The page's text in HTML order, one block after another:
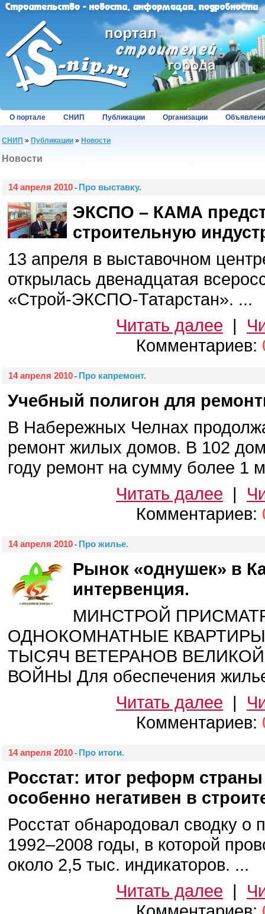
О портале СНИП Публикации Организации
СНИП » Публикации » Новости
Новости
14 апреля 2010 - Про выставку.
ЭКСПО – КАМА
строительную
13 апреля в выставочном
открылась двенадцатая
«Строй-ЭКСПО-Татарстан». ...
Читать далее |
Комментариев:
14 апреля 2010 - Про капремонт.
Учебный полигон для
В Набережных Челнах
ремонт жилых домов. В 102
году ремонт на сумму более 1
Читать далее |
Комментариев:
14 апреля 2010 - Про жилье.
Рынок «однушек» в
интервенция.
МИНСТРОЙ
ОДНОКОМНАТНЫЕ
ТЫСЯЧ ВЕТЕРАНОВ
ВОЙНЫ Для обеспечения
Читать далее |
Комментариев:
14 апреля 2010 - Про итоги.
Росстат: итог реформ страны
особенно негативен в
Росстат обнародовал сводку о
1992–2008 годы, в которой
около 2,5 тыс. индикаторов. ...
Читать далее |